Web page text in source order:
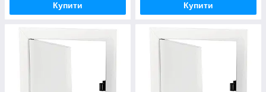
Купити Купити